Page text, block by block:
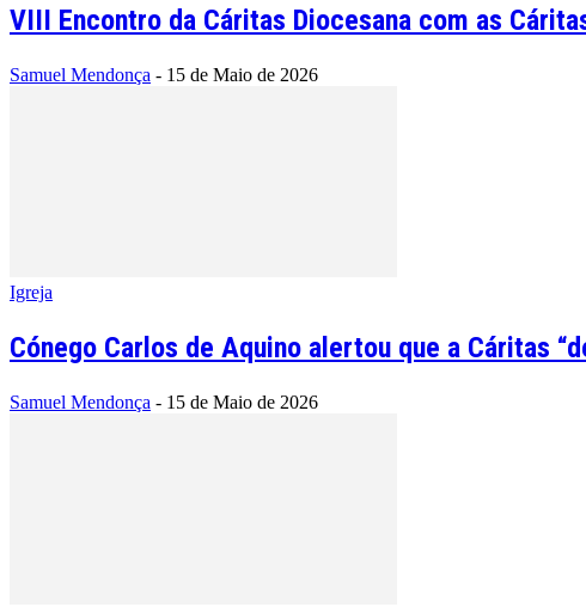
VIII Encontro da Cáritas Diocesana com as
Samuel Mendonça - 15 de Maio de 2026
Igreja
Cónego Carlos de Aquino alertou que a Cáritas
Samuel Mendonça - 15 de Maio de 2026